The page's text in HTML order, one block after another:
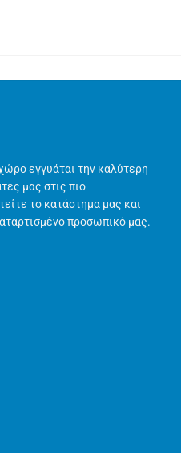
εγγυάται την καλύτερη
μας στις πιο
το κατάστημα μας και
προσωπικό μας.